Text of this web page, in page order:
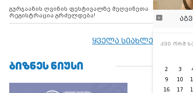
გურჯაანის ღვინის ფესტივალზე მეღვინეთა
რეგისტრაცია გრძელდება!
ყველა სიახლე
ᲑᲘᲖᲜᲔᲡ ᲜᲘᲣᲡᲘ
კვი ორშ
2
3
9
10
16
17